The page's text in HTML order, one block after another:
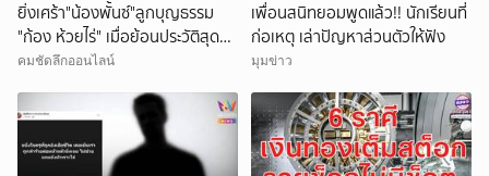
ยิ่งเศร้า"น้องพั้นซ์"ลูกบุญธรรม
"ก้อง ห้วยไร่" เมื่อย้อนประวัติสุดน่า
สงสาร
คมชัดลึกออนไลน์
เพื่อนสนิทยอมพูดแล้ว!! นักเรียนที่
ก่อเหตุ เล่าปัญหาส่วนตัวให้ฟัง
มุมข่าว